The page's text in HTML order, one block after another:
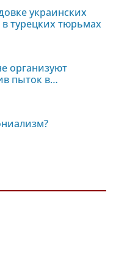
украинских
турецких тюрьмах
организуют
пыток в